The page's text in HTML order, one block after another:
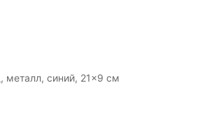
синий, 21x9 см